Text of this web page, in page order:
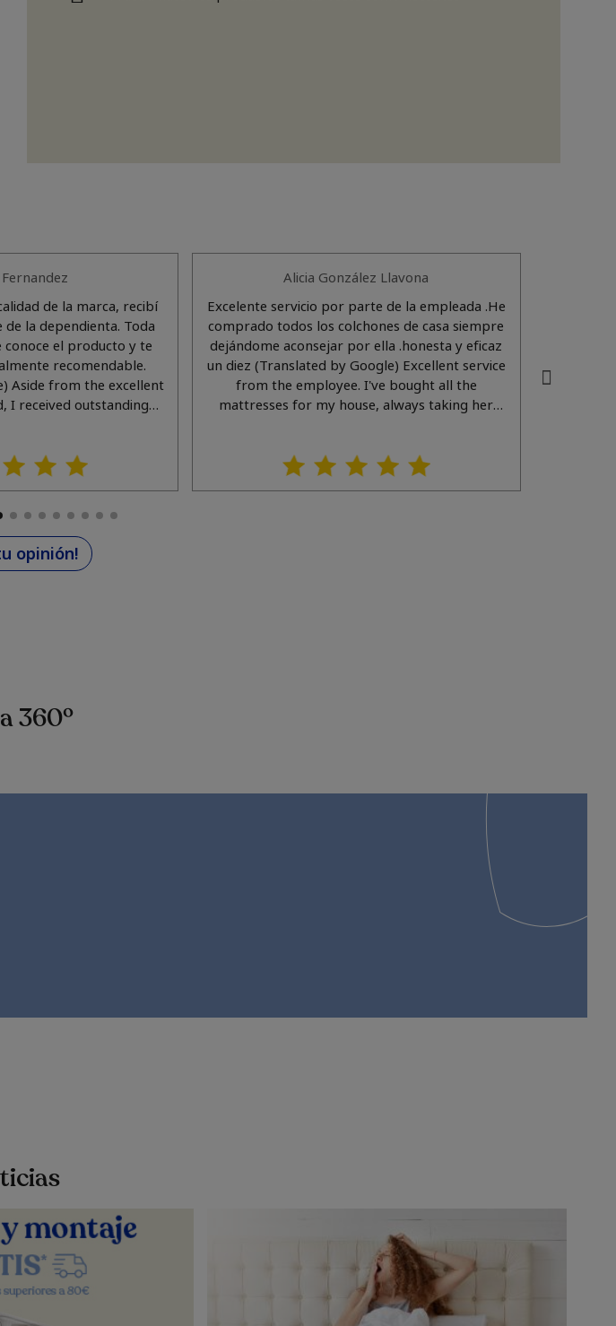
de la marca, recibí
la dependienta. Toda
conoce el producto y te
recomendable.
Aside from the excellent
I received outstanding
advice. Highly
Alicia González Llavona
Excelente servicio por parte de la empleada .He
comprado todos los colchones de casa siempre
dejándome aconsejar por ella .honesta y eficaz
un diez (Translated by Google) Excellent service
from the employee. I've bought all the
mattresses for my house, always taking her
opinión!
360º